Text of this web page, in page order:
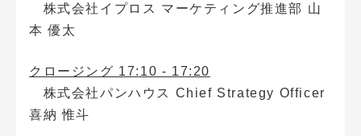
株式会社イプロス マーケティング推進部 山
本 優太
クロージング 17:10 - 17:20
株式会社パンハウス Chief Strategy Officer
喜納 惟斗